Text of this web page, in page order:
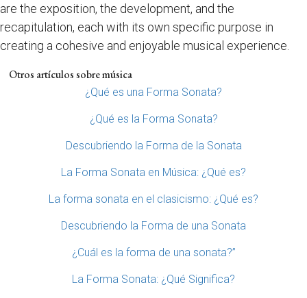
are the exposition, the development, and the
recapitulation, each with its own specific purpose in
creating a cohesive and enjoyable musical experience.
Otros artículos sobre música
¿Qué es una Forma Sonata?
¿Qué es la Forma Sonata?
Descubriendo la Forma de la Sonata
La Forma Sonata en Música: ¿Qué es?
La forma sonata en el clasicismo: ¿Qué es?
Descubriendo la Forma de una Sonata
¿Cuál es la forma de una sonata?”
La Forma Sonata: ¿Qué Significa?